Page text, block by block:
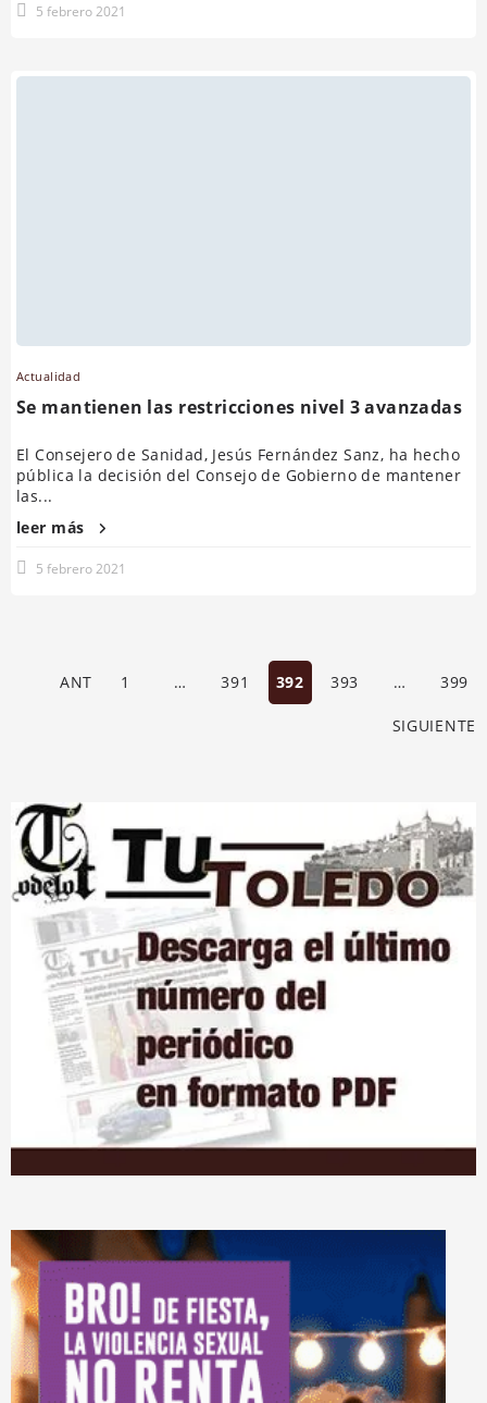
5 febrero 2021
Actualidad
Se mantienen las restricciones nivel 3 avanzadas
El Consejero de Sanidad, Jesús Fernández Sanz, ha hecho
pública la decisión del Consejo de Gobierno de mantener
las...
leer más
5 febrero 2021
ANT 1 … 391 392 393 … 399
SIGUIENTE